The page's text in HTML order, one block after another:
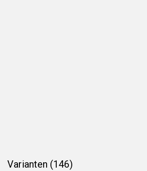
Varianten (146)